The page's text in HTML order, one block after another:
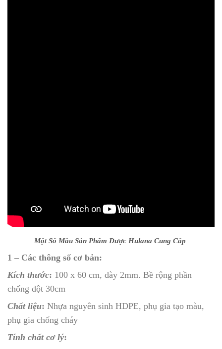
Một Số Mẫu Sản Phẩm Được Hulana Cung Cấp
1 – Các thông số cơ bản:
Kích thước: 100 x 60 cm, dày 2mm. Bề rộng phần
chống dột 30cm
Chất liệu: Nhựa nguyên sinh HDPE, phụ gia tạo màu,
phụ gia chống cháy
Tính chất cơ lý: